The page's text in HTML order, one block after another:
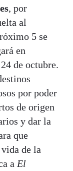
, por
al
5 se
en
de octubre.
por poder
de origen
y dar la
que
de la
a El